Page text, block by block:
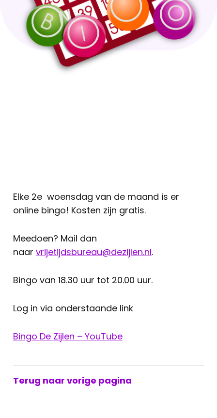
Elke 2e woensdag van de maand is er
online bingo! Kosten zijn gratis.
Meedoen? Mail dan
naar vrijetijdsbureau@dezijlen.nl.
Bingo van 18.30 uur tot 20.00 uur.
Log in via onderstaande link
Bingo De Zijlen – YouTube
Terug naar vorige pagina